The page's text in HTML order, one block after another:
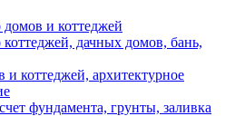
домов и коттеджей
коттеджей, дачных домов, бань,
коттеджей, архитектурное
фундамента, грунты, заливка